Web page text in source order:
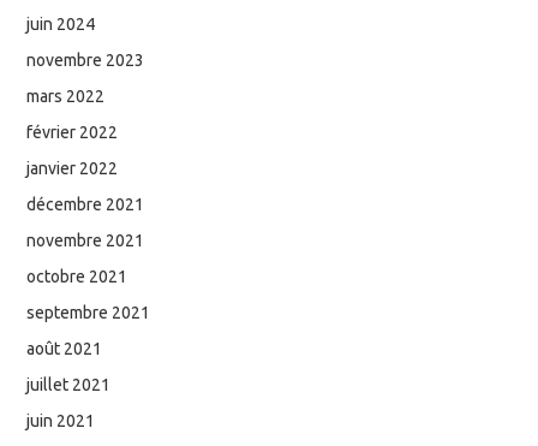
juin 2024
novembre 2023
mars 2022
février 2022
janvier 2022
décembre 2021
novembre 2021
octobre 2021
septembre 2021
août 2021
juillet 2021
juin 2021